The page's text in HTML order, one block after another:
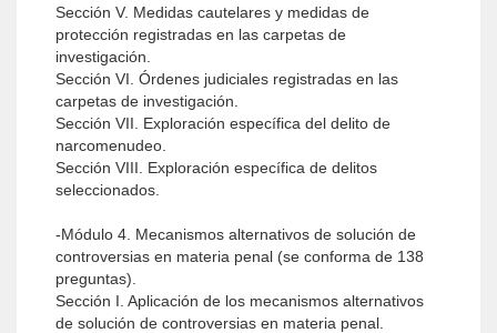
Sección V. Medidas cautelares y medidas de
protección registradas en las carpetas de
investigación.
Sección VI. Órdenes judiciales registradas en las
carpetas de investigación.
Sección VII. Exploración específica del delito de
narcomenudeo.
Sección VIII. Exploración específica de delitos
seleccionados.
-Módulo 4. Mecanismos alternativos de solución de
controversias en materia penal (se conforma de 138
preguntas).
Sección I. Aplicación de los mecanismos alternativos
de solución de controversias en materia penal.